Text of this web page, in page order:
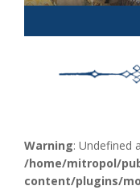
Warning: Undefined
/home/mitropol/
content/plugins/